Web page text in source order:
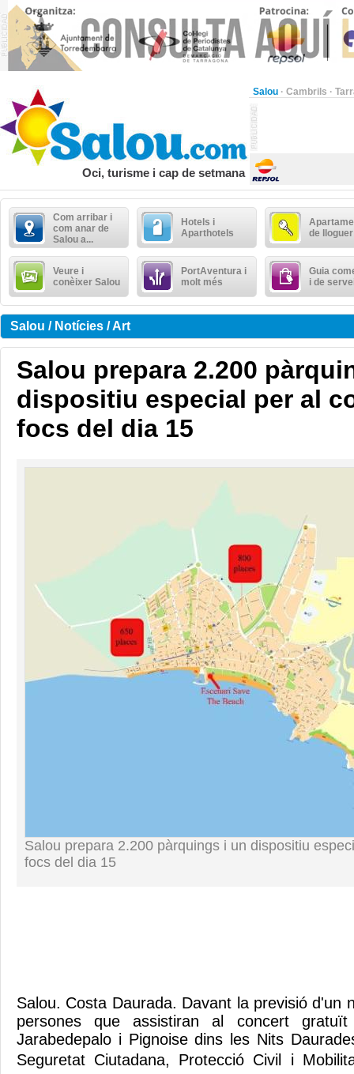
Salou · Cambrils ·
Oci, turisme i cap de setmana
Com arribar i
com anar de
Salou a...
Hotels i
Aparthotels
de lloguer
Veure i
conèixer Salou
PortAventura i
molt més
Guia
i de
Salou / Notícies / Art
Salou prepara 2.200
dispositiu especial per al
focs del dia 15
Salou prepara 2.200 pàrquings i un dispositiu
focs del dia 15
Salou. Costa Daurada. Davant la previsió d'un
persones que assistiran al concert
Jarabedepalo i Pignoise dins les Nits
Seguretat Ciutadana, Protecció Civil i